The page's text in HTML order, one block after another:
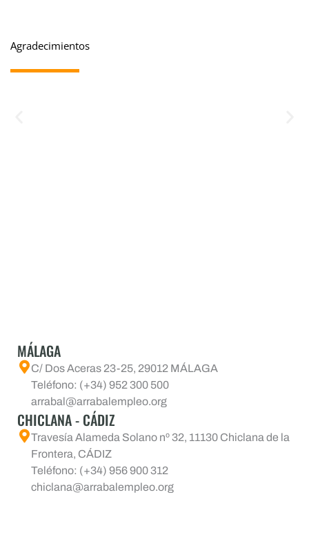
Agradecimientos
MÁLAGA
C/ Dos Aceras 23-25, 29012 MÁLAGA
Teléfono: (+34) 952 300 500
arrabal@arrabalempleo.org
CHICLANA - CÁDIZ
Travesía Alameda Solano nº 32, 11130 Chiclana de la
Frontera, CÁDIZ
Teléfono: (+34) 956 900 312
chiclana@arrabalempleo.org